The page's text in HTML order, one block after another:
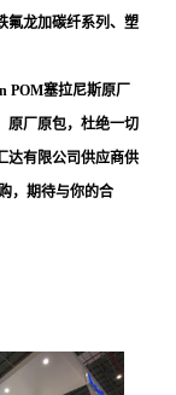
氟龙加碳纤系列、塑
POM塞拉尼斯原厂
原厂原包，杜绝一切
达有限公司供应商供
，期待与你的合